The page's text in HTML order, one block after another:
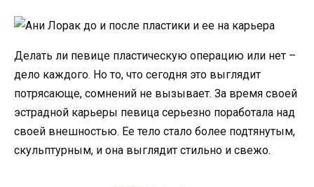
Делать ли певице пластическую операцию или нет –
дело каждого. Но то, что сегодня это выглядит
потрясающе, сомнений не вызывает. За время своей
эстрадной карьеры певица серьезно поработала над
своей внешностью. Ее тело стало более подтянутым,
скульптурным, и она выглядит стильно и свежо.